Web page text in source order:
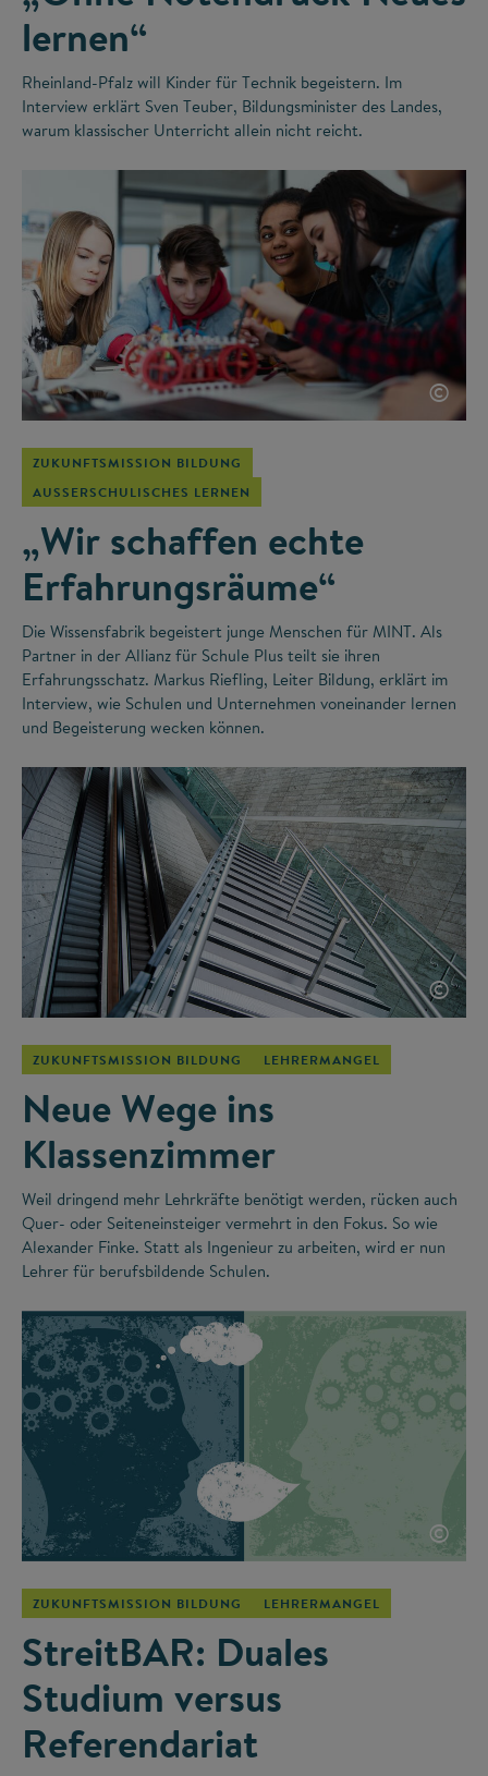
lernen“
Rheinland-Pfalz will Kinder für Technik begeistern. Im
Interview erklärt Sven Teuber, Bildungsminister des Landes,
warum klassischer Unterricht allein nicht reicht.
©
ZUKUNFTSMISSION BILDUNG
AUSSERSCHULISCHES LERNEN
„Wir schaffen echte
Erfahrungsräume“
Die Wissensfabrik begeistert junge Menschen für MINT. Als
Partner in der Allianz für Schule Plus teilt sie ihren
Erfahrungsschatz. Markus Riefling, Leiter Bildung, erklärt im
Interview, wie Schulen und Unternehmen voneinander lernen
und Begeisterung wecken können.
©
ZUKUNFTSMISSION BILDUNG LEHRERMANGEL
Neue Wege ins
Klassenzimmer
Weil dringend mehr Lehrkräfte benötigt werden, rücken auch
Quer- oder Seiteneinsteiger vermehrt in den Fokus. So wie
Alexander Finke. Statt als Ingenieur zu arbeiten, wird er nun
Lehrer für berufsbildende Schulen.
©
ZUKUNFTSMISSION BILDUNG LEHRERMANGEL
StreitBAR: Duales
Studium versus
Referendariat